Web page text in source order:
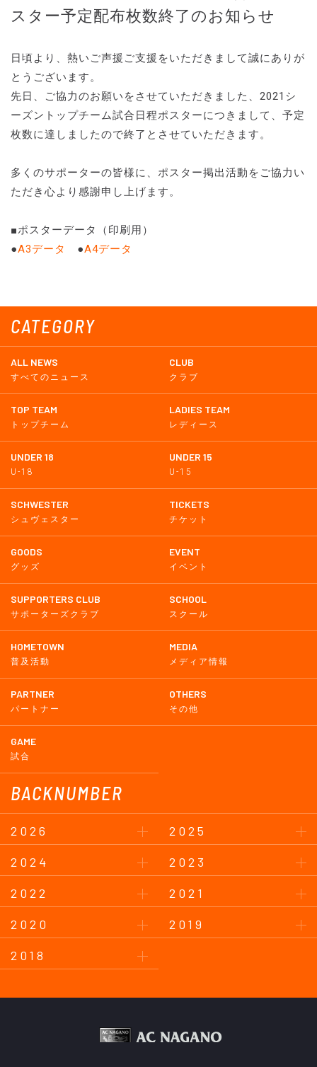
CATEGORY
ALL NEWS
すべてのニュース
CLUB
クラブ
TOP TEAM
トップチーム
LADIES TEAM
レディース
UNDER 18
U-18
UNDER 15
U-15
SCHWESTER
シュヴェスター
TICKETS
チケット
GOODS
グッズ
EVENT
イベント
SUPPORTERS CLUB
サポーターズクラブ
SCHOOL
スクール
HOMETOWN
普及活動
MEDIA
メディア情報
PARTNER
パートナー
OTHERS
その他
GAME
試合
BACKNUMBER
2026
2025
2024
2023
2022
2021
2020
2019
2018
スター予定配布枚数終了のお知らせ
日頃より、熱いご声援ご支援をいただきまして誠にありが
とうございます。
先日、ご協力のお願いをさせていただきました、2021シ
ーズントップチーム試合日程ポスターにつきまして、予定
枚数に達しましたので終了とさせていただきます。
多くのサポーターの皆様に、ポスター掲出活動をご協力い
ただき心より感謝申し上げます。
■ポスターデータ（印刷用）
●A3データ ●A4データ